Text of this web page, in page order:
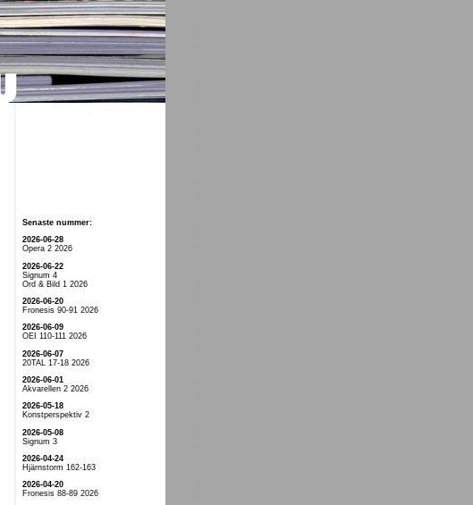
Senaste nummer:
2026-06-28
Opera 2 2026
2026-06-22
Signum 4
Ord & Bild 1 2026
2026-06-20
Fronesis 90-91 2026
2026-06-09
OEI 110-111 2026
2026-06-07
20TAL 17-18 2026
2026-06-01
Akvarellen 2 2026
2026-05-18
Konstperspektiv 2
2026-05-08
Signum 3
2026-04-24
Hjärnstorm 162-163
2026-04-20
Fronesis 88-89 2026